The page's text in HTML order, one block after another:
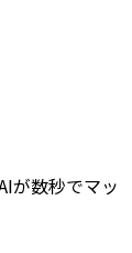
が数秒でマッ